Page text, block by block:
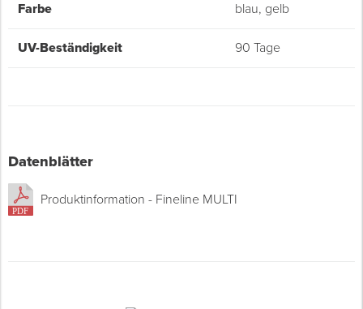
Farbe blau, gelb
UV-Beständigkeit 90 Tage
Datenblätter
Produktinformation - Fineline MULTI